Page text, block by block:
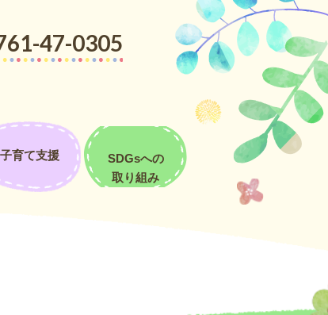
47-0305
子育て支援
SDGsへの
取り組み
校探検も１～６年生の授業の様子を見て少しは学校のイメージ
☆３・４・５歳児 お別れ遠足☆